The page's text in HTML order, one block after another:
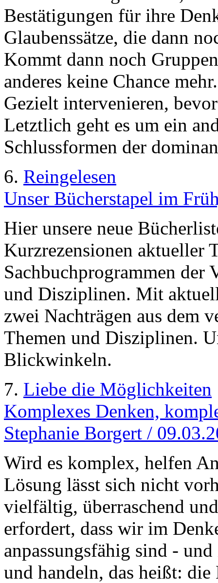
Bestätigungen für ihre
Glaubenssätze, die dann
Kommt dann noch
anderes keine Chance
Gezielt intervenieren,
Letztlich geht es um ein
Schlussformen der
6. Reingelesen
Unser Bücherstapel im
Hier unsere neue
Kurzrezensionen aktueller
Sachbuchprogrammen der
und Disziplinen. Mit
zwei Nachträgen aus dem
Themen und Disziplinen.
Blickwinkeln.
7. Liebe die Möglichkeiten
Komplexes Denken,
Stephanie Borgert /
Wird es komplex, helfen
Lösung lässt sich nicht
vielfältig, überraschend
erfordert, dass wir im
anpassungsfähig sind -
und handeln, das heißt: